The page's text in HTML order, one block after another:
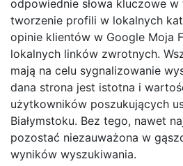
odpowiednie słowa kluczowe
tworzenie profili w lokalnych
opinie klientów w Google Moja
lokalnych linków zwrotnych.
mają na celu sygnalizowanie
dana strona jest istotna i
użytkowników poszukujących
Białymstoku. Bez tego, nawet
pozostać niezauważona w
wyników wyszukiwania.